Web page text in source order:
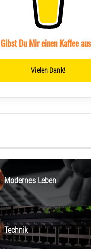
Gibst Du Mir einen Kaffee
Vielen Dank!
Modernes Leben
Technik